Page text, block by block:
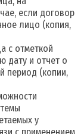
если договор
лицо (копия,
с отметкой
дату и отчет о
период (копии,
у